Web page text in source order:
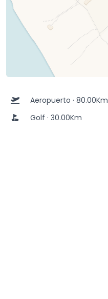
Aeropuerto · 80.00Km
Golf · 30.00Km